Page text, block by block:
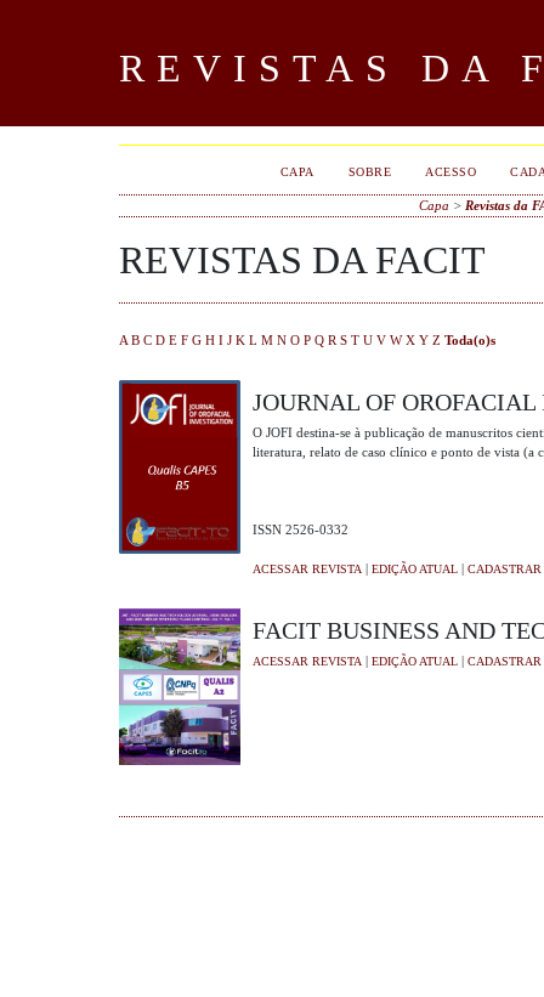
REVISTAS DA
CAPA SOBRE ACESSO
Capa > Revistas da
REVISTAS DA FACIT
A B C D E F G H I J K L M N O P Q R S T U V W X Y Z Toda(o)s
JOURNAL OF
O JOFI destina-se à publicação de manuscritos
literatura, relato de caso clínico e ponto de vista (a
ISSN 2526-0332
ACESSAR REVISTA | EDIÇÃO ATUAL| CADASTRAR
FACIT BUSINESS AND
ACESSAR REVISTA | EDIÇÃO ATUAL| CADASTRAR